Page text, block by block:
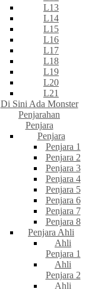
L13
L14
L15
L16
L17
L18
L19
L20
L21
Di Sini Ada Monster
Penjarahan
Penjara
Penjara
Penjara 1
Penjara 2
Penjara 3
Penjara 4
Penjara 5
Penjara 6
Penjara 7
Penjara 8
Penjara Ahli
Ahli
Penjara 1
Ahli
Penjara 2
Ahli